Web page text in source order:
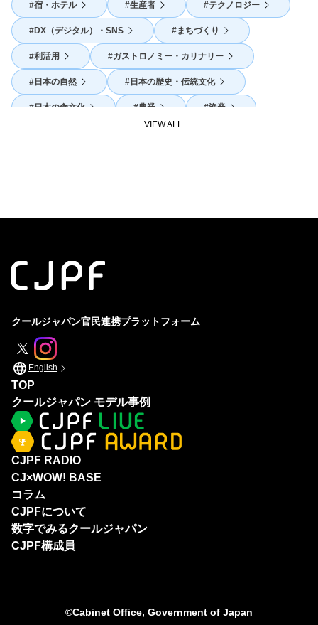
宿・ホテル 生産者 テクノロジー
DX（デジタル）・SNS まちづくり
利活用 ガストロノミー・カリナリー
日本の自然 日本の歴史・伝統文化
日本の食文化 農業 漁業
地産地消
クールジャパン官民連携プラットフォーム
English
TOP
クールジャパン モデル事例
CJPF RADIO
CJ×WOW! BASE
コラム
CJPFについて
数字でみるクールジャパン
CJPF構成員
©Cabinet Office, Government of Japan